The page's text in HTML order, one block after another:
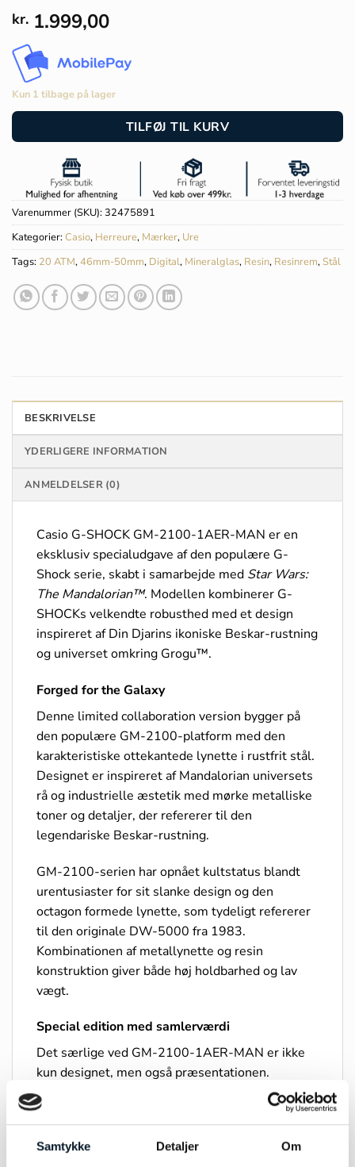
Samtykke Detaljer Om
kr. 1.999,00
Kun 1 tilbage på lager
TILFØJ TIL KURV
Varenummer (SKU):32475891
Kategorier:Casio, Herreure, Mærker, Ure
Tags: 20 ATM,46mm-50mm, Digital, Mineralglas, Resin, Resinrem, Stål
BESKRIVELSE
YDERLIGERE INFORMATION
ANMELDELSER (0)
Casio G-SHOCK GM-2100-1AER-MAN er en
eksklusiv specialudgave af den populære G-
Shock serie, skabt i samarbejde med Star Wars:
The Mandalorian™. Modellen kombinerer G-
SHOCKs velkendte robusthed med et design
inspireret af Din Djarins ikoniske Beskar-rustning
og universet omkring Grogu™.
Forged for the Galaxy
Denne limited collaboration version bygger på
den populære GM-2100-platform med den
karakteristiske ottekantede lynette i rustfrit stål.
Designet er inspireret af Mandalorian universets
rå og industrielle æstetik med mørke metalliske
toner og detaljer, der refererer til den
legendariske Beskar-rustning.
GM-2100-serien har opnået kultstatus blandt
urentusiaster for sit slanke design og den
octagon formede lynette, som tydeligt refererer
til den originale DW-5000 fra 1983.
Kombinationen af metallynette og resin
konstruktion giver både høj holdbarhed og lav
vægt.
Special edition med samlerværdi
Det særlige ved GM-2100-1AER-MAN er ikke
kun designet, men også præsentationen.
Modellen leveres med en officielt licenseret
magnetisk display-stand formet som et “Bounty
fans.